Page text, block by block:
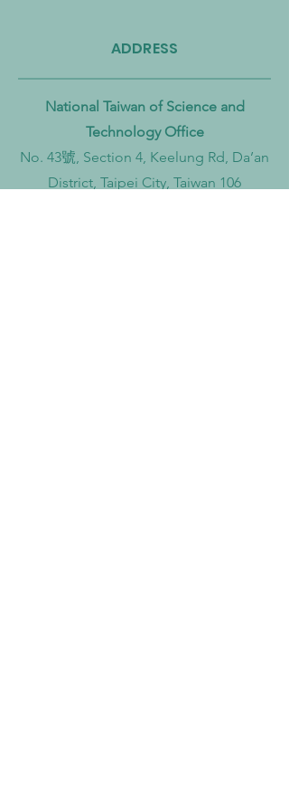
ADDRESS
National Taiwan of Science and
Technology Office
No. 43號, Section 4, Keelung Rd, Da’an
District, Taipei City, Taiwan 106